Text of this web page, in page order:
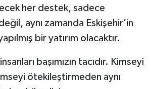
her destek, sadece
aynı zamanda Eskişehir’in
bir yatırım olacaktır.
başımızın tacıdır. Kimseyi
ötekileştirmeden aynı